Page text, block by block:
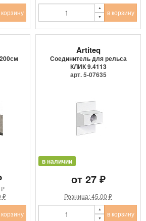
корзину в корзину
₽
корзину
Artiteq
Соединитель для рельса
КЛИК 9.4113
арт. 5-07635
в наличии
от 27 ₽
Розница: 45.00 ₽
в корзину